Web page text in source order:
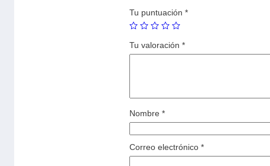
Tu puntuación *
Tu valoración *
Nombre *
Correo electrónico *